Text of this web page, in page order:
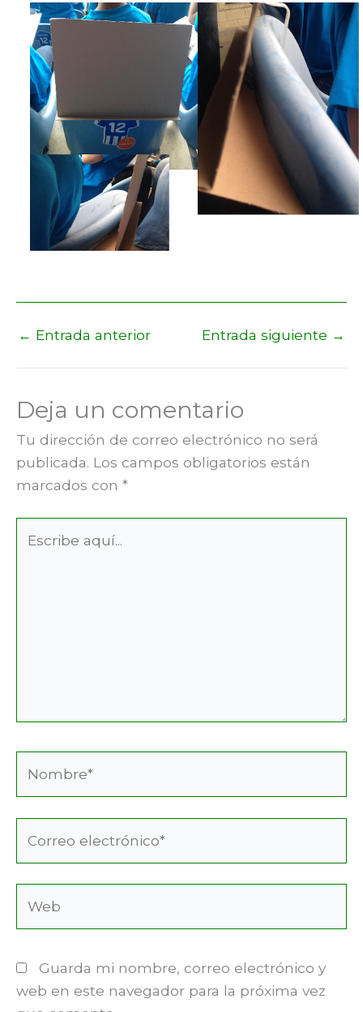
← Entrada anterior Entrada siguiente →
Deja un comentario
Tu dirección de correo electrónico no será
publicada. Los campos obligatorios están
marcados con *
aquí...
electrónico*
Guarda mi nombre, correo electrónico y
web en este navegador para la próxima vez